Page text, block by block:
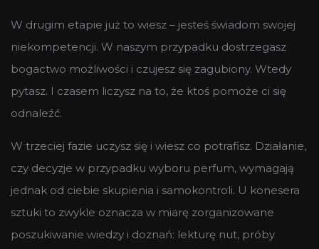
W drugim etapie już to wiesz – jesteś świadom swojej
niekompetencji. W naszym przypadku dostrzegasz
bogactwo możliwości i czujesz się zagubiony. Wtedy
pytasz. I czasem liczysz na to, że ktoś pomoże ci się
odnaleźć.
W trzeciej fazie uczysz się i wiesz co potrafisz. Działanie,
czy decyzje w przypadku wyboru perfum, wymagają
jednak od ciebie skupienia i samokontroli. U konesera
sztuki to zwykle oznacza w miarę zorganizowane
poszukiwanie wiedzy i doznań: lekturę nut, próby